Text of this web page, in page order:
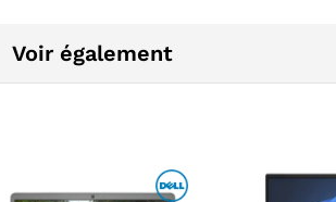
Voir également